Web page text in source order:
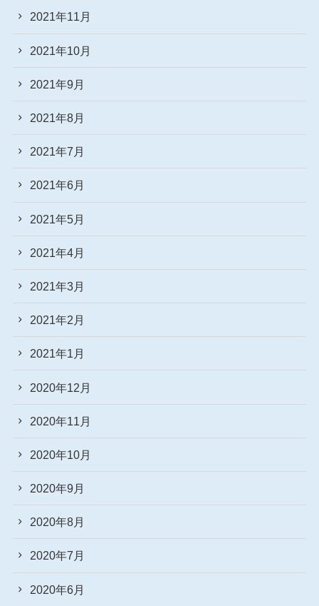
2021年11月
2021年10月
2021年9月
2021年8月
2021年7月
2021年6月
2021年5月
2021年4月
2021年3月
2021年2月
2021年1月
2020年12月
2020年11月
2020年10月
2020年9月
2020年8月
2020年7月
2020年6月